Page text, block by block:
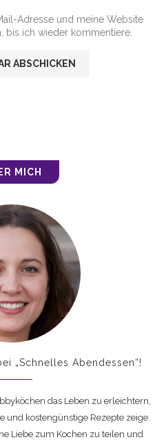
Adresse und meine Website
bis ich wieder kommentiere.
MICH
„Schnelles Abendessen“!
das Leben zu erleichtern,
und kostengünstige Rezepte zeige.
Liebe zum Kochen zu teilen und